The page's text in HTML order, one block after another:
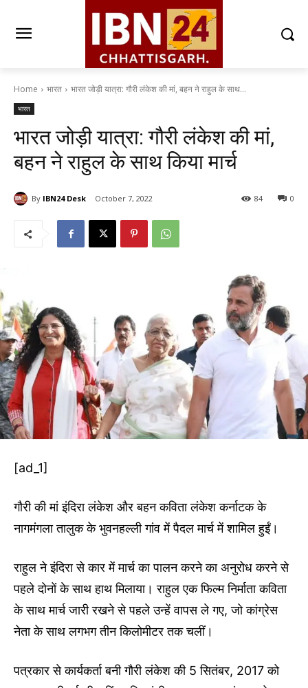
Home भारत भारत जोड़ी यात्रा: गौरी लंकेश की मां, बहन ने राहुल के साथ...
भारत
भारत जोड़ी यात्रा: गौरी लंकेश की मां,
बहन ने राहुल के साथ किया मार्च
By IBN24 Desk October 7, 2022 0
84
[ad_1]
गौरी की मां इंदिरा लंकेश और बहन कविता लंकेश कर्नाटक के
नागमंगला तालुक के भुवनहल्ली गांव में पैदल मार्च में शामिल हुईं।
राहुल ने इंदिरा से कार में मार्च का पालन करने का अनुरोध करने से
पहले दोनों के साथ हाथ मिलाया। राहुल एक फिल्म निर्माता कविता
के साथ मार्च जारी रखने से पहले उन्हें वापस ले गए, जो कांग्रेस
नेता के साथ लगभग तीन किलोमीटर तक चलीं।
पत्रकार से कार्यकर्ता बनी गौरी लंकेश की 5 सितंबर, 2017 को